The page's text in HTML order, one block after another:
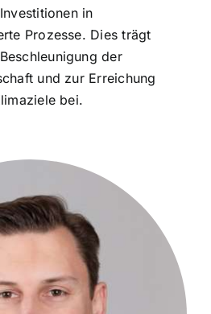
in
Prozesse. Dies trägt
der
und zur Erreichung
bei.